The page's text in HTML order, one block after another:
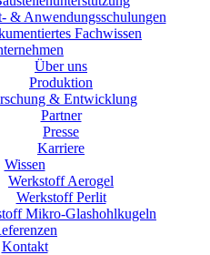
& Anwendungsschulungen
Fachwissen
Über uns
Produktion
& Entwicklung
Partner
Presse
Karriere
Wissen
Werkstoff Aerogel
Werkstoff Perlit
Mikro-Glashohlkugeln
Kontakt